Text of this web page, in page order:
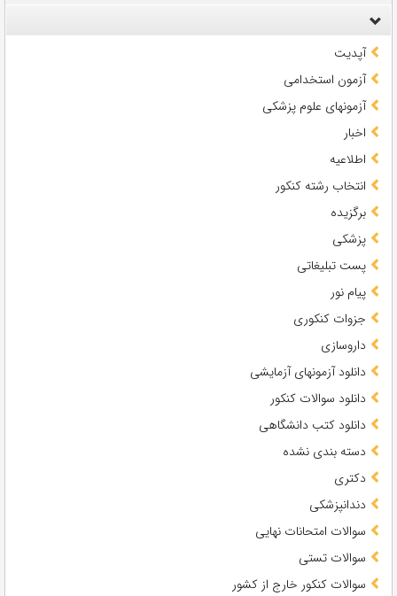
آپدیت
آزمون استخدامی
آزمونهای علوم پزشکی
اخبار
اطلاعیه
انتخاب رشته کنکور
برگزیده
پزشکی
پست تبلیغاتی
پیام نور
جزوات کنکوری
داروسازی
دانلود آزمونهای آزمایشی
دانلود سوالات کنکور
دانلود کتب دانشگاهی
دسته بندی نشده
دکتری
دندانپزشکی
سوالات امتحانات نهایی
سوالات تستی
سوالات کنکور خارج از کشور